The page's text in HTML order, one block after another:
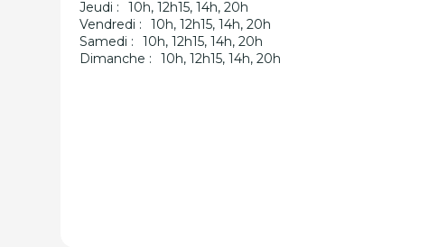
Jeudi :
10h, 12h15, 14h, 20h
Vendredi :
10h, 12h15, 14h, 20h
Samedi :
10h, 12h15, 14h, 20h
Dimanche :
10h, 12h15, 14h, 20h